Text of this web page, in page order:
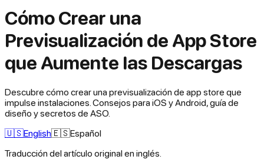
Cómo Crear una
Previsualización de App Store
que Aumente las Descargas
Descubre cómo crear una previsualización de app store que
impulse instalaciones. Consejos para iOS y Android, guía de
diseño y secretos de ASO.
🇺🇸English🇪🇸Español
Traducción del artículo original en inglés.